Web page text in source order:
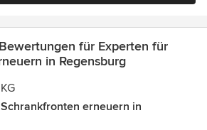
für Experten für
in Regensburg
erneuern in